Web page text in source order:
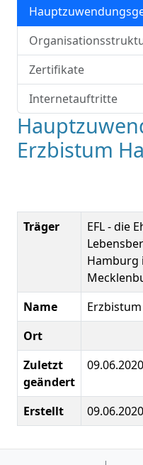
Zertifikate
Internetauftritte
Erzbistum
Träger
EFL - die
Hamburg
Name
Ort
Zuletzt
geändert
Erstellt